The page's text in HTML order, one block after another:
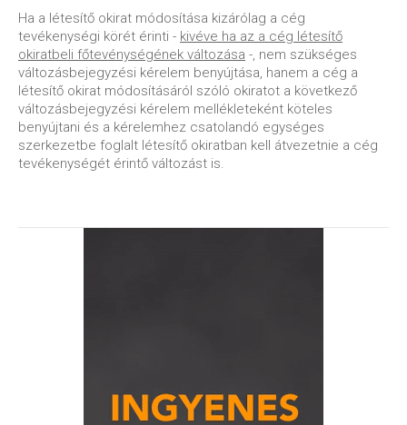
Ha a létesítő okirat módosítása kizárólag a cég
tevékenységi körét érinti - kivéve ha az a cég létesítő
okiratbeli főtevénységének változása -, nem szükséges
változásbejegyzési kérelem benyújtása, hanem a cég a
létesítő okirat módosításáról szóló okiratot a következő
változásbejegyzési kérelem mellékleteként köteles
benyújtani és a kérelemhez csatolandó egységes
szerkezetbe foglalt létesítő okiratban kell átvezetnie a cég
tevékenységét érintő változást is.